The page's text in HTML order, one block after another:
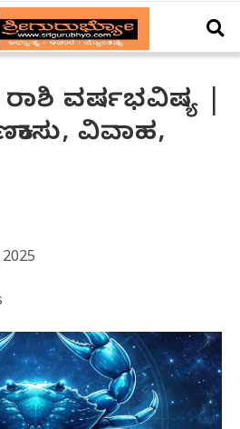
ರಾಶಿ ವರ್ಷಭವಿಷ್ಯ |
ವಿವಾಹ,